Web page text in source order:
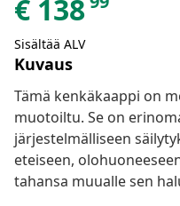
€ 138
Sisältää ALV
Kuvaus
Tämä kenkäkaappi on
muotoiltu. Se on
järjestelmälliseen
eteiseen,
tahansa muualle sen